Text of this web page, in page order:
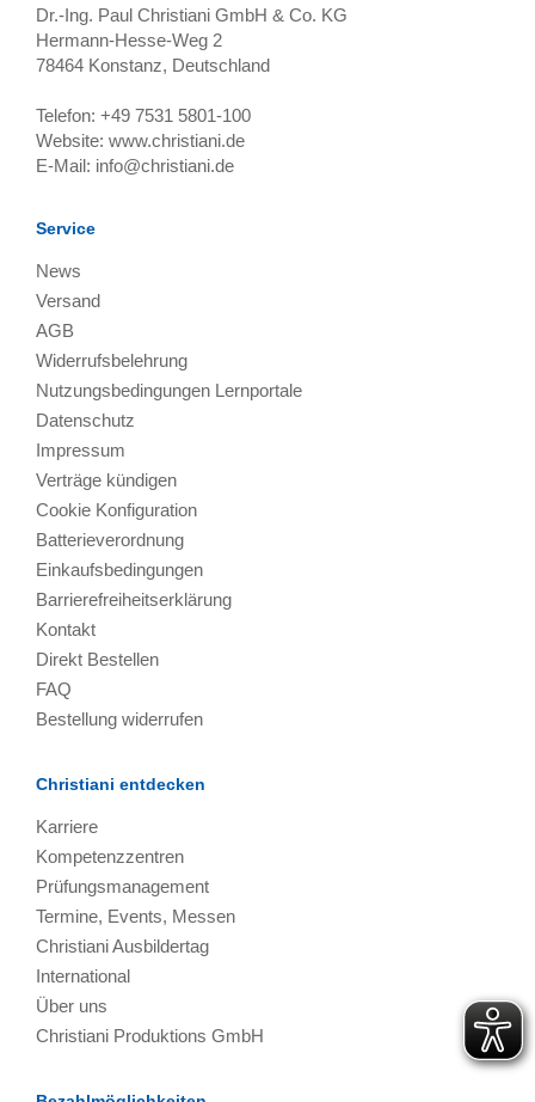
Dr.-Ing. Paul Christiani GmbH & Co. KG
Hermann-Hesse-Weg 2
78464 Konstanz, Deutschland
Telefon: +49 7531 5801-100
Website: www.christiani.de
E-Mail: info@christiani.de
Service
News
Versand
AGB
Widerrufsbelehrung
Nutzungsbedingungen Lernportale
Datenschutz
Impressum
Verträge kündigen
Cookie Konfiguration
Batterieverordnung
Einkaufsbedingungen
Barrierefreiheitserklärung
Kontakt
Direkt Bestellen
FAQ
Bestellung widerrufen
Christiani entdecken
Karriere
Kompetenzzentren
Prüfungsmanagement
Termine, Events, Messen
Christiani Ausbildertag
International
Über uns
Christiani Produktions GmbH